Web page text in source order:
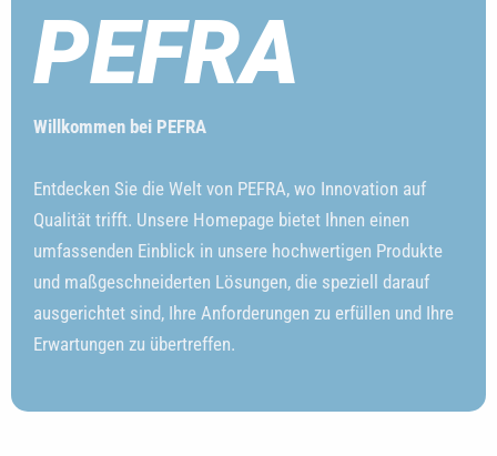
PEFRA
Willkommen bei PEFRA
Entdecken Sie die Welt von PEFRA, wo Innovation auf
Qualität trifft. Unsere Homepage bietet Ihnen einen
umfassenden Einblick in unsere hochwertigen Produkte
und maßgeschneiderten Lösungen, die speziell darauf
ausgerichtet sind, Ihre Anforderungen zu erfüllen und Ihre
Erwartungen zu übertreffen.